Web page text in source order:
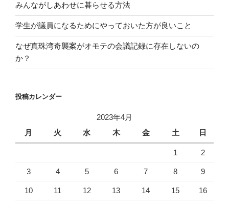
みんながしあわせに暮らせる方法
学生が議員になるためにやっておいた方が良いこと
なぜ真珠湾奇襲案がオモテの会議記録に存在しないの
か？
投稿カレンダー
2023年4月
月
火 水 木 金 土 日
1 2
3 4 5 6 7 8 9
10 11 12 13 14 15 16